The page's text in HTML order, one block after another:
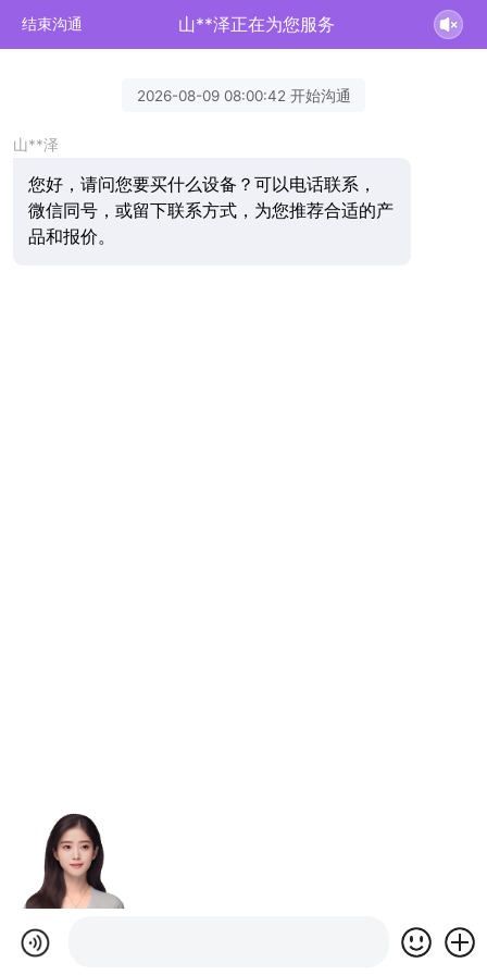
结束沟通 山**泽正在为您服务
2026-08-09 08:00:42 开始沟通
山**泽
您好，请问您要买什么设备？可以电话联系，
微信同号，或留下联系方式，为您推荐合适的产
品和报价。